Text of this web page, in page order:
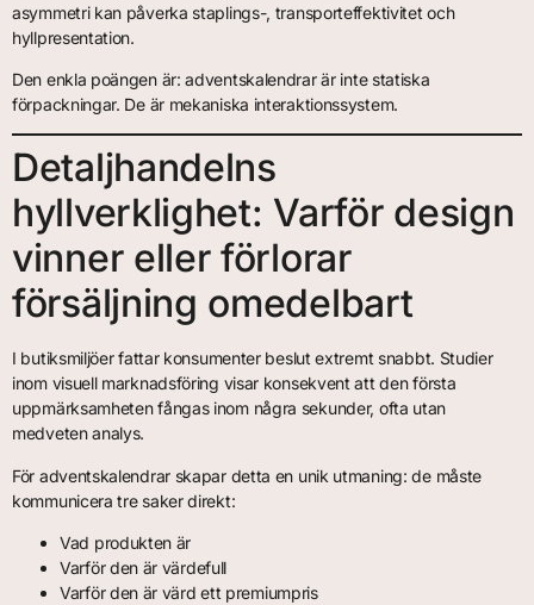
asymmetri kan påverka staplings-, transporteffektivitet och
hyllpresentation.
Den enkla poängen är: adventskalendrar är inte statiska
förpackningar. De är mekaniska interaktionssystem.
Detaljhandelns
hyllverklighet: Varför design
vinner eller förlorar
försäljning omedelbart
I butiksmiljöer fattar konsumenter beslut extremt snabbt. Studier
inom visuell marknadsföring visar konsekvent att den första
uppmärksamheten fångas inom några sekunder, ofta utan
medveten analys.
För adventskalendrar skapar detta en unik utmaning: de måste
kommunicera tre saker direkt:
Vad produkten är
Varför den är värdefull
Varför den är värd ett premiumpris